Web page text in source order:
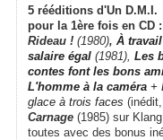
5 rééditions d'Un D.M.I.
pour la 1ère fois en CD :
Rideau ! (1980), À
salaire égal (1981), Les
contes font les bons
L'homme à la caméra +
glace à trois faces (inédit,
Carnage (1985) sur
toutes avec des bonus